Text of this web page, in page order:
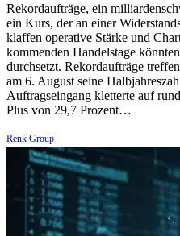
Rekordaufträge, ein
ein Kurs, der an einer
klaffen operative Stärke und
kommenden Handelstage
durchsetzt. Rekordaufträge
am 6. August seine
Auftragseingang kletterte auf
Plus von 29,7 Prozent…
Renk Group